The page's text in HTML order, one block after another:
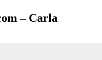
– Carla